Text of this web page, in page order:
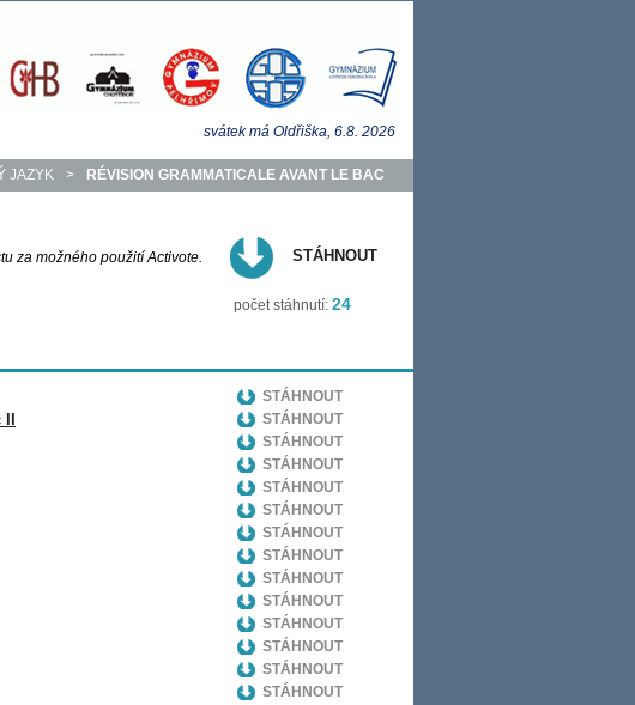
svátek má Oldřiška, 6.8. 2026
JAZYK > RÉVISION GRAMMATICALE AVANT LE BAC
za možného použití Activote.
STÁHNOUT
počet stáhnutí: 24
STÁHNOUT
STÁHNOUT
STÁHNOUT
STÁHNOUT
STÁHNOUT
STÁHNOUT
STÁHNOUT
STÁHNOUT
STÁHNOUT
STÁHNOUT
STÁHNOUT
STÁHNOUT
STÁHNOUT
STÁHNOUT